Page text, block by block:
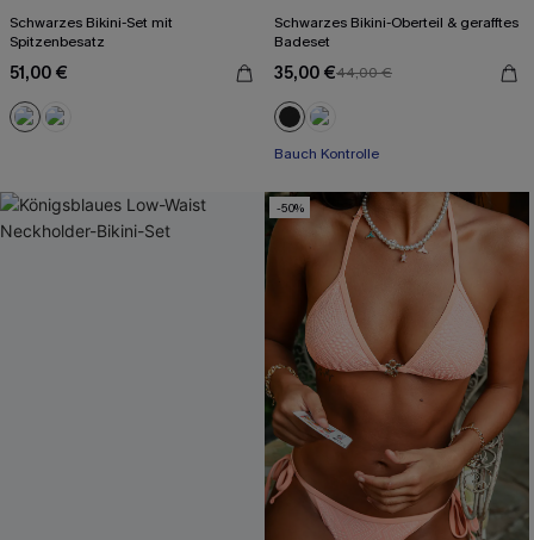
Schwarzes Bikini-Set mit
Spitzenbesatz
51,00 €
Schwarzes Bikini-Oberteil & gerafftes
Badeset
35,00 €44,00 €
Bauch Kontrolle
-50%